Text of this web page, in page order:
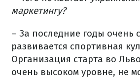
маркетингу?
– За последние годы очень
развивается спортивная
Организация старта во
очень высоком уровне, не